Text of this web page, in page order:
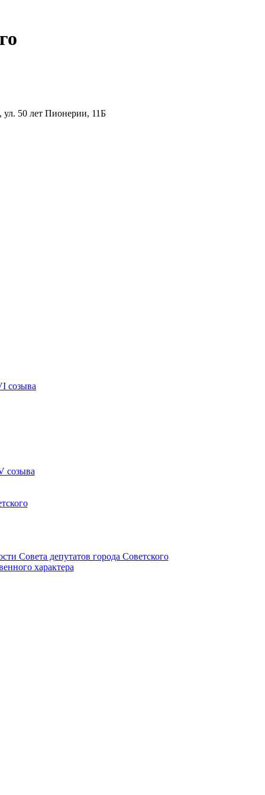
50 лет Пионерии, 11Б
созыва
созыва
Совета депутатов города Советского
характера